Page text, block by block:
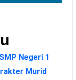
Negeri 1
Murid